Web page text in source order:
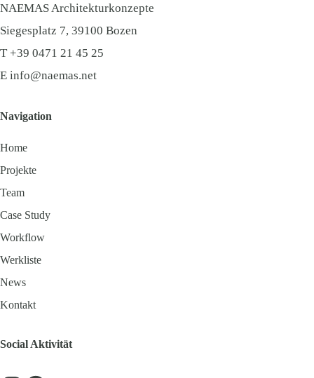
NAEMAS Architekturkonzepte
Siegesplatz 7, 39100 Bozen
​T +39 0471 21 45 25
E info@naemas.net
Navigation
Home
Projekte
Team
Case Study
Workflow
Werkliste
News
Kontakt
Social Aktivität